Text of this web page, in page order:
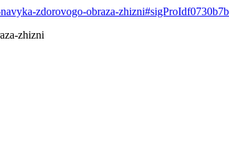
zdorovogo-obraza-
zhizni